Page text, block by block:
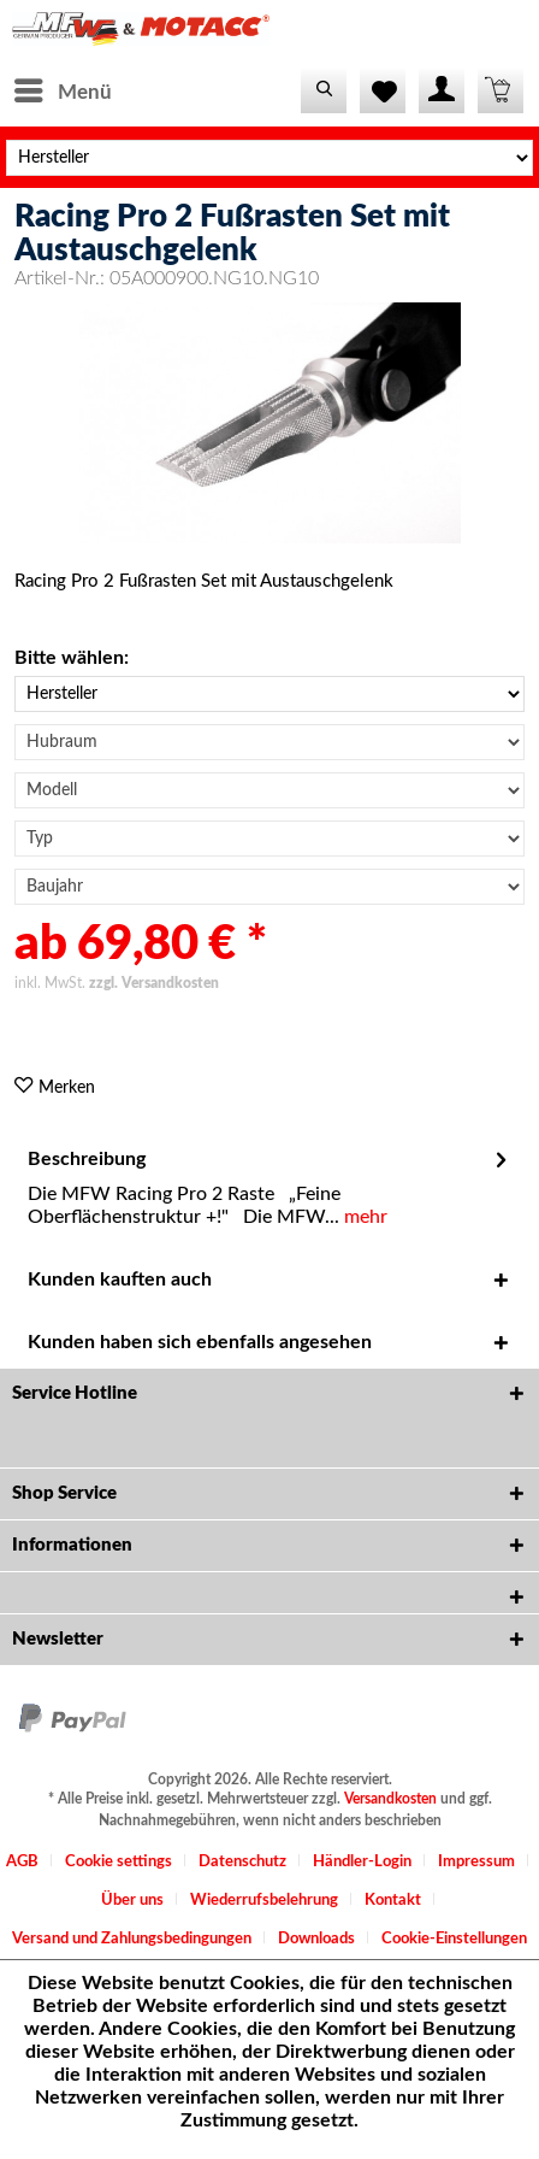
Menü
engine/Shopware/Components/Session/
engine/Shopware/Components/Session/
engine/Shopware/Components/Session/
Racing Pro 2 Fußrasten Set mit
Austauschgelenk
Artikel-Nr.: 05A000900.NG10.NG10
Racing Pro 2 Fußrasten Set mit Austauschgelenk
Bitte wählen:
ab 69,80 € *
inkl. MwSt. zzgl. Versandkosten
Merken
Beschreibung
Die MFW Racing Pro 2 Raste „Feine
Oberflächenstruktur +!" Die MFW... mehr
Kunden kauften auch
Kunden haben sich ebenfalls angesehen
Service Hotline
Shop Service
Informationen
Newsletter
Copyright 2026. Alle Rechte reserviert.
* Alle Preise inkl. gesetzl. Mehrwertsteuer zzgl. Versandkostenund ggf.
Nachnahmegebühren, wenn nicht anders beschrieben
AGB Cookie settings Datenschutz Händler-Login Impressum
Über uns Wiederrufsbelehrung Kontakt
Versand und Zahlungsbedingungen Downloads Cookie-Einstellungen
Diese Website benutzt Cookies, die für den technischen
Betrieb der Website erforderlich sind und stets gesetzt
werden. Andere Cookies, die den Komfort bei Benutzung
dieser Website erhöhen, der Direktwerbung dienen oder
die Interaktion mit anderen Websites und sozialen
Netzwerken vereinfachen sollen, werden nur mit Ihrer
Zustimmung gesetzt.